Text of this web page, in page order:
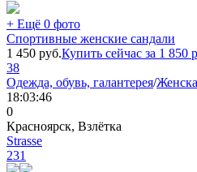
+ Ещё 0 фото
Спортивные женские сандали
1 450 руб.Купить сейчас за 1 850
38
Одежда, обувь, галантерея/
18:03:46
0
Красноярск, Взлётка
Strasse
231